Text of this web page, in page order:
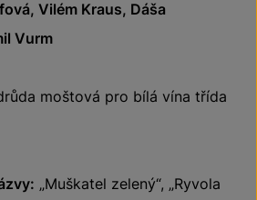
Vilém Kraus, Dáša
Vurm
moštová pro bílá vína třída
„Muškatel zelený“, „Ryvola